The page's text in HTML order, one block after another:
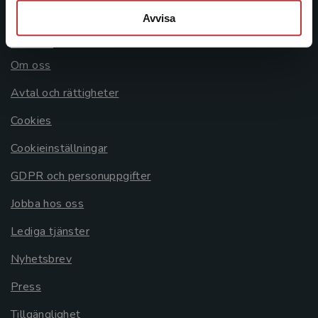
Avvisa
Allmänna länkar
Om oss
Avtal och rättigheter
Cookies
Cookieinställningar
GDPR och personuppgifter
Jobba hos oss
Lediga tjänster
Nyhetsbrev
Press
Tillgänglighet